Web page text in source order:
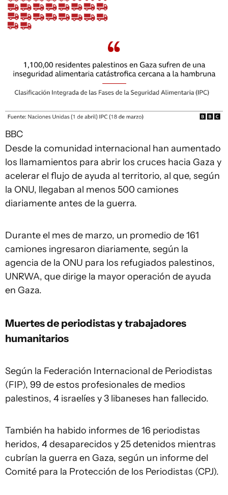
BBC
Desde la comunidad internacional han aumentado
los llamamientos para abrir los cruces hacia Gaza y
acelerar el flujo de ayuda al territorio, al que, según
la ONU, llegaban al menos 500 camiones
diariamente antes de la guerra.
Durante el mes de marzo, un promedio de 161
camiones ingresaron diariamente, según la
agencia de la ONU para los refugiados palestinos,
UNRWA, que dirige la mayor operación de ayuda
en Gaza.
Muertes de periodistas y trabajadores
humanitarios
Según la Federación Internacional de Periodistas
(FIP), 99 de estos profesionales de medios
palestinos, 4 israelíes y 3 libaneses han fallecido.
También ha habido informes de 16 periodistas
heridos, 4 desaparecidos y 25 detenidos mientras
cubrían la guerra en Gaza, según un informe del
Comité para la Protección de los Periodistas (CPJ).